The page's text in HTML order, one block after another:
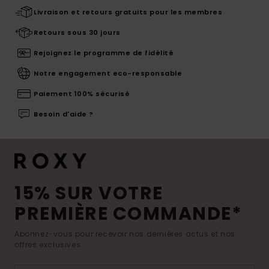
Livraison et retours gratuits pour les membres
Retours sous 30 jours
Rejoignez le programme de fidélité
Notre engagement eco-responsable
Paiement 100% sécurisé
Besoin d'aide ?
15% SUR VOTRE
PREMIÈRE COMMANDE*
Abonnez-vous pour recevoir nos dernières actus et nos
offres exclusives.